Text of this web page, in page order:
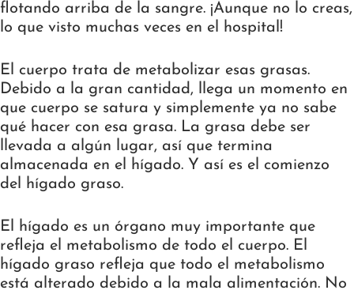
flotando arriba de la sangre. ¡Aunque no lo creas,
lo que visto muchas veces en el hospital!
El cuerpo trata de metabolizar esas grasas.
Debido a la gran cantidad, llega un momento en
que cuerpo se satura y simplemente ya no sabe
qué hacer con esa grasa. La grasa debe ser
llevada a algún lugar, así que termina
almacenada en el hígado. Y así es el comienzo
del hígado graso.
El hígado es un órgano muy importante que
refleja el metabolismo de todo el cuerpo. El
hígado graso refleja que todo el metabolismo
está alterado debido a la mala alimentación. No